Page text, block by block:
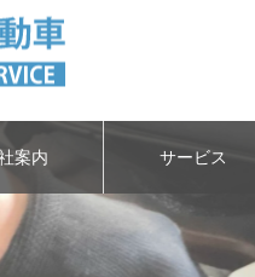
案内 サービス